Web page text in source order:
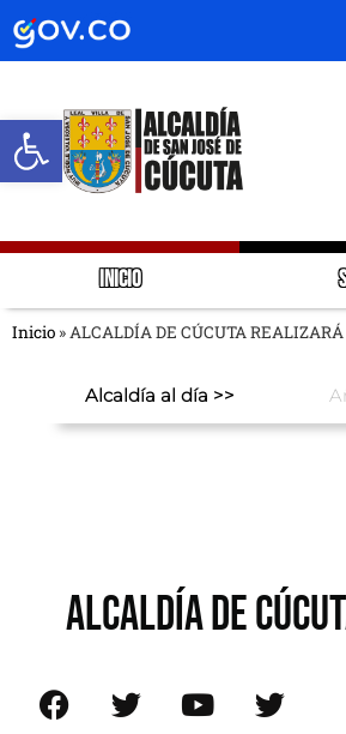
Abrir barra de
INICIO
Inicio » ALCALDÍA DE CÚCUTA
Alcaldía al día >>
ALCALDÍA DE